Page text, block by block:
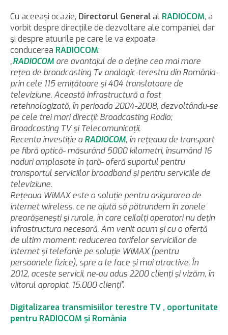
Cu aceeaşi ocazie, Directorul Generalal RADIOCOM, a
vorbit despre direcţiile de dezvoltare ale companiei, dar
şi despre atuurile pe care le va expoata
conducerea RADIOCOM:
„RADIOCOM are avantajul de a deţine cea mai mare
reţea de broadcasting Tv analogic-terestru din România-
prin cele 115 emiţătoare şi 404 translatoare de
televiziune. Această infrastructură a fost
retehnologizată, în perioada 2004-2008, dezvoltându-se
pe cele trei mari direcţii: Broadcasting Radio;
Broadcasting TV şi Telecomunicaţii.
Recenta investiţie a RADIOCOM, în reţeaua de transport
pe fibră optică- măsurând 5000 kilometri, însumând 16
noduri amplasate în ţară- oferă suportul pentru
transportul serviciilor broadband şi pentru serviciile de
televiziune.
Reţeaua WiMAX este o soluţie pentru asigurarea de
internet wireless, ce ne ajută să pătrundem în zonele
preorăşeneşti şi rurale, în care ceilalţi operatori nu deţin
infrastructura necesară. Am venit acum şi cu o ofertă
de ultim moment: reducerea tarifelor serviciilor de
internet şi telefonie pe soluţie WiMAX (pentru
persoanele fizice), spre a le face şi mai atractive. În
2012, aceste servicii, ne-au adus 2200 clienţi şi vizăm, în
viitorul apropiat, 15.000 clienţi”.
Digitalizarea transmisiilor terestre TV , oportunitate
pentru RADIOCOM şi România